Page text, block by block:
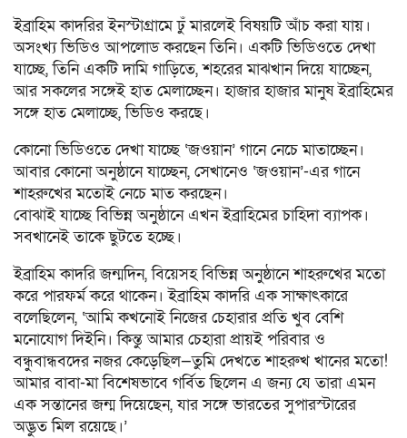
ইব্রাহিম কাদরির ইনস্টাগ্রামে ঢুঁ মারলেই বিষয়টি আঁচ করা যায়।
অসংখ্য ভিডিও আপলোড করছেন তিনি। একটি ভিডিওতে দেখা
যাচ্ছে, তিনি একটি দামি গাড়িতে, শহরের মাঝখান দিয়ে যাচ্ছেন,
আর সকলের সঙ্গেই হাত মেলাচ্ছেন। হাজার হাজার মানুষ ইব্রাহিমের
সঙ্গে হাত মেলাচ্ছে, ভিডিও করছে।
কোনো ভিডিওতে দেখা যাচ্ছে ‘জওয়ান’ গানে নেচে মাতাচ্ছেন।
আবার কোনো অনুষ্ঠানে যাচ্ছেন, সেখানেও ‘জওয়ান’-এর গানে
শাহরুখের মতোই নেচে মাত করছেন।
বোঝাই যাচ্ছে বিভিন্ন অনুষ্ঠানে এখন ইব্রাহিমের চাহিদা ব্যাপক।
সবখানেই তাকে ছুটতে হচ্ছে।
ইব্রাহিম কাদরি জন্মদিন, বিয়েসহ বিভিন্ন অনুষ্ঠানে শাহরুখের মতো
করে পারফর্ম করে থাকেন। ইব্রাহিম কাদরি এক সাক্ষাৎকারে
বলেছিলেন, ‘আমি কখনোই নিজের চেহারার প্রতি খুব বেশি
মনোযোগ দিইনি। কিন্তু আমার চেহারা প্রায়ই পরিবার ও
বন্ধুবান্ধবদের নজর কেড়েছিল—তুমি দেখতে শাহরুখ খানের মতো!
আমার বাবা-মা বিশেষভাবে গর্বিত ছিলেন এ জন্য যে তারা এমন
এক সন্তানের জন্ম দিয়েছেন, যার সঙ্গে ভারতের সুপারস্টারের
অদ্ভুত মিল রয়েছে।’